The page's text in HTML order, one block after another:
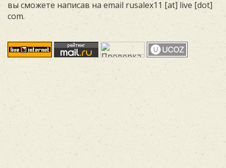
вы сможете написав на email rusalex11 [at] live [dot]
com.